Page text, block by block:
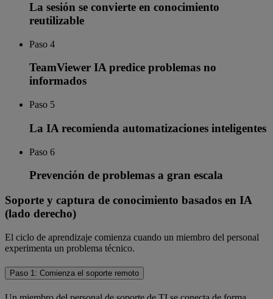
La sesión se convierte en conocimiento
reutilizable
Paso 4
TeamViewer IA predice problemas no
informados
Paso 5
La IA recomienda automatizaciones inteligentes
Paso 6
Prevención de problemas a gran escala
Soporte y captura de conocimiento basados en IA
(lado derecho)
El ciclo de aprendizaje comienza cuando un miembro del personal
experimenta un problema técnico.
Paso 1: Comienza el soporte remoto